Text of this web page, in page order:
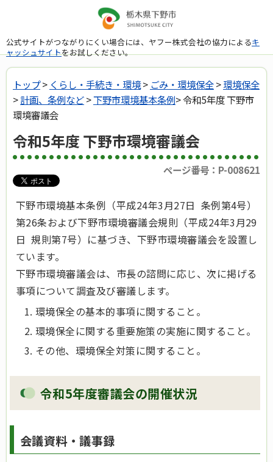
公式サイトがつながりにくい場合には、ヤフー株式会社の協力によるキ
ャッシュサイトをお試しください。
トップ> くらし・手続き・環境> ごみ・環境保全>環境保全
>計画、条例など>下野市環境基本条例> 令和5年度 下野市
環境審議会
令和5年度 下野市環境審議会
ページ番号：P-008621
下野市環境基本条例（平成24年3月27日 条例第4号）
第26条および下野市環境審議会規則（平成24年3月29
日 規則第7号）に基づき、下野市環境審議会を設置し
ています。
下野市環境審議会は、市長の諮問に応じ、次に掲げる
事項について調査及び審議します。
環境保全の基本的事項に関すること。
環境保全に関する重要施策の実施に関すること。
その他、環境保全対策に関すること。
令和5年度審議会の開催状況
会議資料・議事録